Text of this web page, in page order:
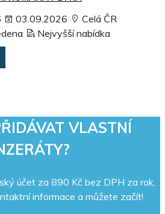
03.09.2026
Celá ČR
Nejvyšší nabídka
VLASTNÍ
účet za 890 Kč bez DPH za rok,
informace a můžete začít!